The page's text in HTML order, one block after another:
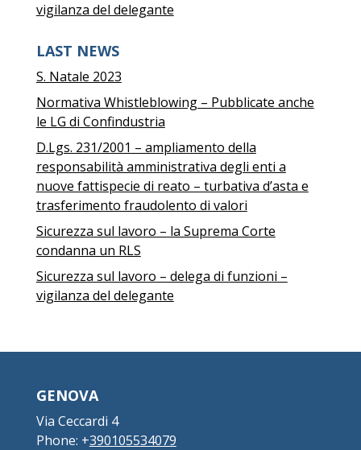
vigilanza del delegante
LAST NEWS
S. Natale 2023
Normativa Whistleblowing – Pubblicate anche
le LG di Confindustria
D.Lgs. 231/2001 – ampliamento della
responsabilità amministrativa degli enti a
nuove fattispecie di reato – turbativa d’asta e
trasferimento fraudolento di valori
Sicurezza sul lavoro – la Suprema Corte
condanna un RLS
Sicurezza sul lavoro – delega di funzioni –
vigilanza del delegante
GENOVA
Via Ceccardi 4
Phone: +390105534079